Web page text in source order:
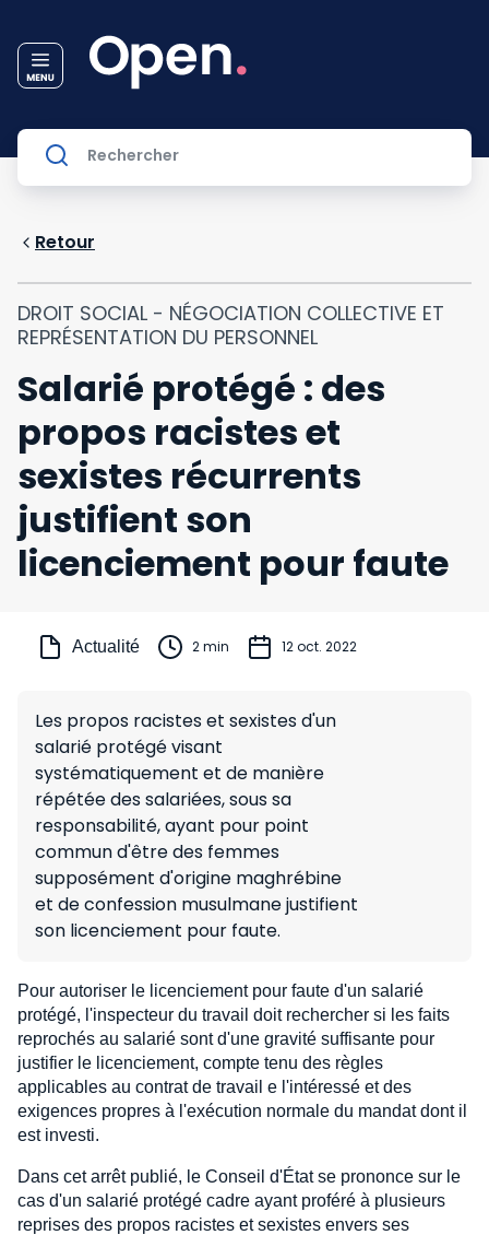
Retour
DROIT SOCIAL - NÉGOCIATION COLLECTIVE ET
REPRÉSENTATION DU PERSONNEL
Salarié protégé : des
propos racistes et
sexistes récurrents
justifient son
licenciement pour faute
Actualité 2 min 12 oct. 2022
Les propos racistes et sexistes d'un
salarié protégé visant
systématiquement et de manière
répétée des salariées, sous sa
responsabilité, ayant pour point
commun d'être des femmes
supposément d'origine maghrébine
et de confession musulmane justifient
son licenciement pour faute.
Pour autoriser le licenciement pour faute d'un salarié
protégé, l'inspecteur du travail doit rechercher si les faits
reprochés au salarié sont d'une gravité suffisante pour
justifier le licenciement, compte tenu des règles
applicables au contrat de travail e l'intéressé et des
exigences propres à l'exécution normale du mandat dont il
est investi.
Dans cet arrêt publié, le Conseil d'État se prononce sur le
cas d'un salarié protégé cadre ayant proféré à plusieurs
reprises des propos racistes et sexistes envers ses